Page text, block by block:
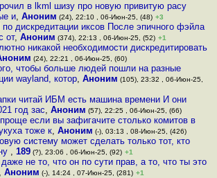
в lkml шизу про новую привитую расу
и,Аноним (24), 22:10 , 06-Июн-25, (48) +3
по дискредитации иксов После эпичного фэйла
от, Аноним (374), 22:13 , 06-Июн-25, (52) +1
никакой необходимости дискредитировать
(24), 22:21 , 06-Июн-25, (60)
чтобы больше людей пошли на разные
wayland, котор,Аноним (105), 23:32 , 06-Июн-25,
читай ИБМ есть машина времени И они
год зас, Аноним (57), 22:25 , 06-Июн-25, (66)
если вы зафигачите столько комитов в
тоже к,Аноним (-), 03:13 , 08-Июн-25, (426)
систему может сделать только тот, кто
, 189(?), 23:06 , 06-Июн-25, (92) +1
не то, что он по сути прав, а то, что ты это
Аноним (-), 14:24 , 07-Июн-25, (281) +1